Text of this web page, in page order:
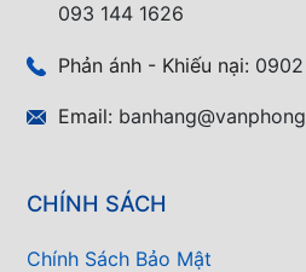
093 144 1626
Phản ánh - Khiếu nại:
Email:
CHÍNH SÁCH
Chính Sách Bảo Mật